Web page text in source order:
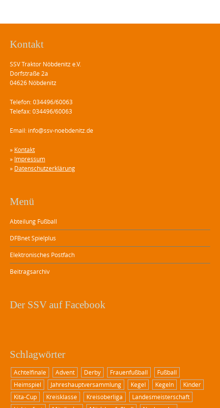
Kontakt
SSV Traktor Nöbdenitz e.V.
Dorfstraße 2a
04626 Nöbdenitz
Telefon: 034496/60063
Telefax: 034496/60063
Email: info@ssv-noebdenitz.de
» Kontakt
» Impressum
» Datenschutzerklärung
Menü
Abteilung Fußball
DFBnet Spielplus
Elektronisches Postfach
Beitragsarchiv
Der SSV auf Facebook
Schlagwörter
Achtelfinale Advent Derby Frauenfußball
Fußball
Heimspiel
Jahreshauptversammlung Kegel Kegeln
Kinder
Kita-Cup
Kreisklasse Kreisoberliga
Landesmeisterschaft